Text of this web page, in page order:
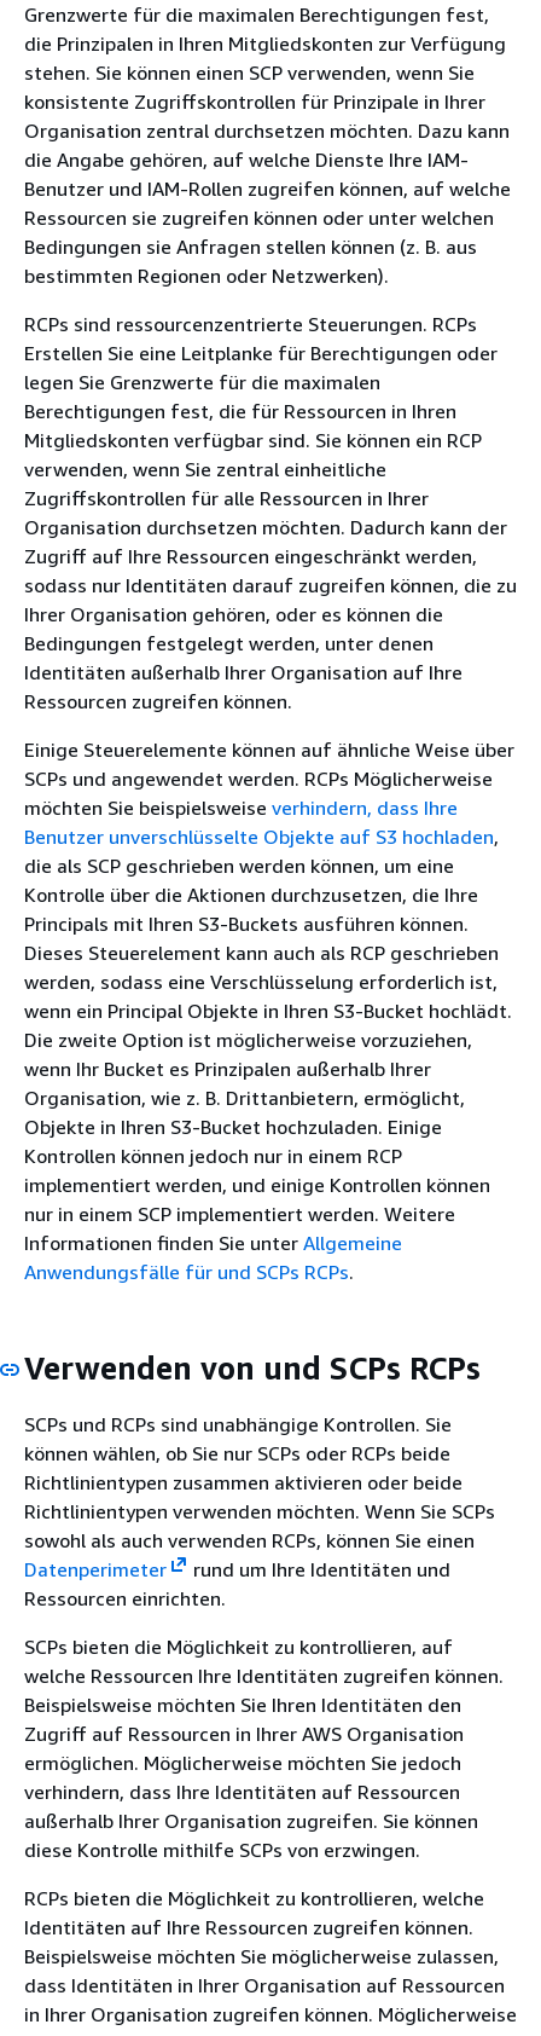
Grenzwerte für die maximalen Berechtigungen fest,
die Prinzipalen in Ihren Mitgliedskonten zur Verfügung
stehen. Sie können einen SCP verwenden, wenn Sie
konsistente Zugriffskontrollen für Prinzipale in Ihrer
Organisation zentral durchsetzen möchten. Dazu kann
die Angabe gehören, auf welche Dienste Ihre IAM-
Benutzer und IAM-Rollen zugreifen können, auf welche
Ressourcen sie zugreifen können oder unter welchen
Bedingungen sie Anfragen stellen können (z. B. aus
bestimmten Regionen oder Netzwerken).
RCPs sind ressourcenzentrierte Steuerungen. RCPs
Erstellen Sie eine Leitplanke für Berechtigungen oder
legen Sie Grenzwerte für die maximalen
Berechtigungen fest, die für Ressourcen in Ihren
Mitgliedskonten verfügbar sind. Sie können ein RCP
verwenden, wenn Sie zentral einheitliche
Zugriffskontrollen für alle Ressourcen in Ihrer
Organisation durchsetzen möchten. Dadurch kann der
Zugriff auf Ihre Ressourcen eingeschränkt werden,
sodass nur Identitäten darauf zugreifen können, die zu
Ihrer Organisation gehören, oder es können die
Bedingungen festgelegt werden, unter denen
Identitäten außerhalb Ihrer Organisation auf Ihre
Ressourcen zugreifen können.
Einige Steuerelemente können auf ähnliche Weise über
SCPs und angewendet werden. RCPs Möglicherweise
möchten Sie beispielsweise verhindern, dass Ihre
Benutzer unverschlüsselte Objekte auf S3 hochladen,
die als SCP geschrieben werden können, um eine
Kontrolle über die Aktionen durchzusetzen, die Ihre
Principals mit Ihren S3-Buckets ausführen können.
Dieses Steuerelement kann auch als RCP geschrieben
werden, sodass eine Verschlüsselung erforderlich ist,
wenn ein Principal Objekte in Ihren S3-Bucket hochlädt.
Die zweite Option ist möglicherweise vorzuziehen,
wenn Ihr Bucket es Prinzipalen außerhalb Ihrer
Organisation, wie z. B. Drittanbietern, ermöglicht,
Objekte in Ihren S3-Bucket hochzuladen. Einige
Kontrollen können jedoch nur in einem RCP
implementiert werden, und einige Kontrollen können
nur in einem SCP implementiert werden. Weitere
Informationen finden Sie unter Allgemeine
Anwendungsfälle für und SCPs RCPs.
Verwenden von und SCPs RCPs
SCPs und RCPs sind unabhängige Kontrollen. Sie
können wählen, ob Sie nur SCPs oder RCPs beide
Richtlinientypen zusammen aktivieren oder beide
Richtlinientypen verwenden möchten. Wenn Sie SCPs
sowohl als auch verwenden RCPs, können Sie einen
Datenperimeter
rund um Ihre Identitäten und
Ressourcen einrichten.
SCPs bieten die Möglichkeit zu kontrollieren, auf
welche Ressourcen Ihre Identitäten zugreifen können.
Beispielsweise möchten Sie Ihren Identitäten den
Zugriff auf Ressourcen in Ihrer AWS Organisation
ermöglichen. Möglicherweise möchten Sie jedoch
verhindern, dass Ihre Identitäten auf Ressourcen
außerhalb Ihrer Organisation zugreifen. Sie können
diese Kontrolle mithilfe SCPs von erzwingen.
RCPs bieten die Möglichkeit zu kontrollieren, welche
Identitäten auf Ihre Ressourcen zugreifen können.
Beispielsweise möchten Sie möglicherweise zulassen,
dass Identitäten in Ihrer Organisation auf Ressourcen
in Ihrer Organisation zugreifen können. Möglicherweise